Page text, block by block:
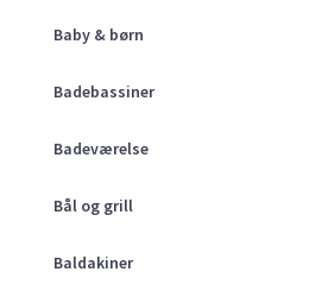
Baby & børn
Badebassiner
Badeværelse
Bål og grill
Baldakiner